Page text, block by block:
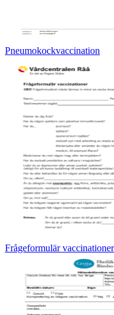
Pneumokockvaccination
Frågeformulär vaccinationer